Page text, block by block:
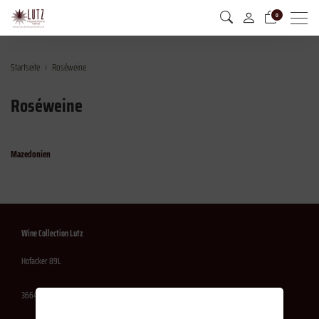
0 Menu
Startseite Roséweine
Roséweine
Mazedonien
Wine Collection Lutz
Hofacker 89L
3664 Burgistein